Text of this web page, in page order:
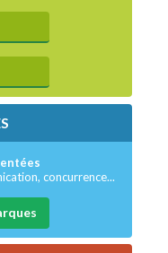
concurrence...